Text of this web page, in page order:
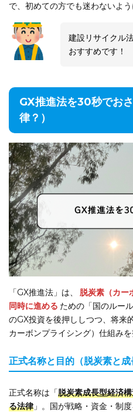
で、初めての方でも迷わないよう
建設リサイクル
おすすめです！
GX推進法を30秒でお
律？）
「GX推進法」は、
脱炭素（カー
同時に進める ための「国のルー
のGX投資を後押ししつつ、将来
カーボンプライシング）仕組みを
正式名称と目的（脱炭素と成
正式名称は「脱炭素成長型経済
る法律」。国が戦略・資金・制